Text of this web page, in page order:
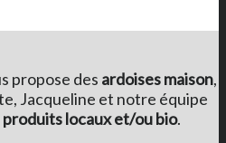
propose des ardoises maison,
Jacqueline et notre équipe
produits locaux et/ou bio.